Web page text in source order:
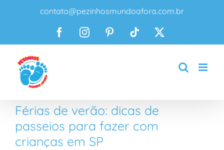
conteúdo
contato@pezinhosmundoafora.com.br
FacebookInstagramPinterestTiktok
Férias de verão: dicas de
passeios para fazer com
crianças em SP